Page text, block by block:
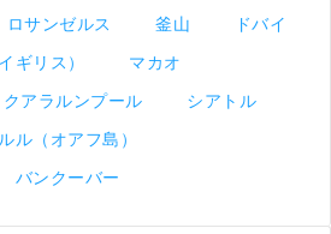
ロサンゼルス 釜山
ドバイ
ギリス）
マカオ
クアラルンプール
シアトル
ル（オアフ島）
バンクーバー